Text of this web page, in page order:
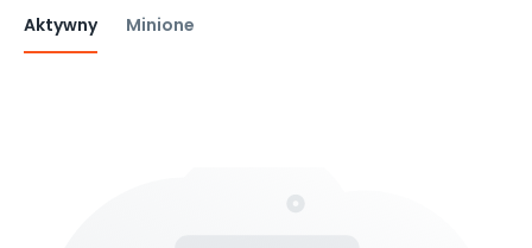
Aktywny Minione